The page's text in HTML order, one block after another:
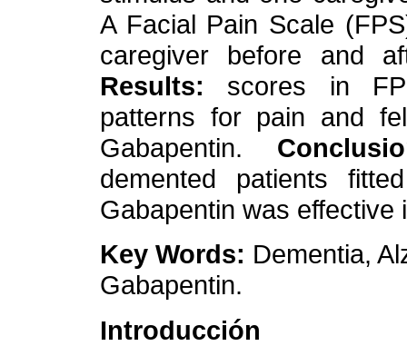
A Facial Pain Scale
caregiver before and
Results: scores in
patterns for pain and
Gabapentin.
demented patients
Gabapentin was effective
Key Words: Dementia,
Gabapentin.
Introducción